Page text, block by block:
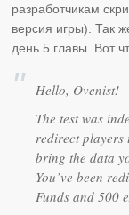
разработчикам
версия игры). Так
день 5 главы. Вот
Hello, Ovenist!
The test was
redirect players
bring the data
You’ve been
Funds and 500